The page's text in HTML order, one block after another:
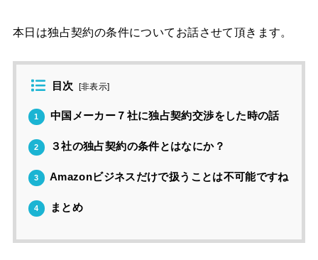
本日は独占契約の条件について お話させて頂きます。
目次 [非表示]
1 中国メーカー７社に独占契約交渉をした時の話
2 ３社の独占契約の条件とはなにか？
3 Amazonビジネスだけで扱うことは不可能ですね
4 まとめ